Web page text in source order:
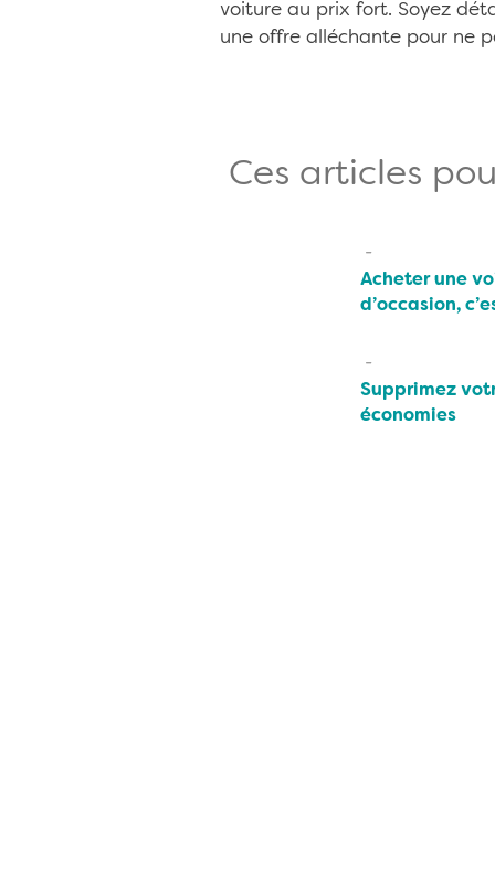
voiture au prix fort. Soyez
une offre alléchante pour ne
Ces articles
Acheter une
d’occasion,
Supprimez
économies